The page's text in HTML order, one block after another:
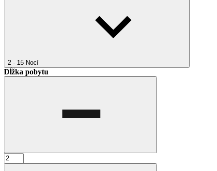
2 - 15 Nocí
Dĺžka pobytu